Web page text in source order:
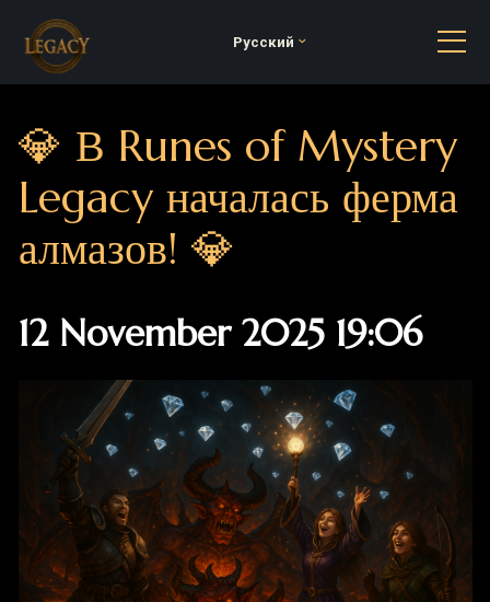
Русский
💎 В Runes of Mystery
Legacy началась ферма
алмазов! 💎